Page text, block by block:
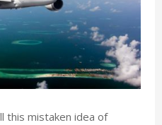
this mistaken idea of